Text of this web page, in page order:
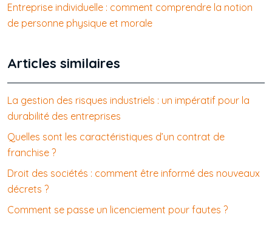
Entreprise individuelle : comment comprendre la notion
de personne physique et morale
Articles similaires
La gestion des risques industriels : un impératif pour la
durabilité des entreprises
Quelles sont les caractéristiques d’un contrat de
franchise ?
Droit des sociétés : comment être informé des nouveaux
décrets ?
Comment se passe un licenciement pour fautes ?